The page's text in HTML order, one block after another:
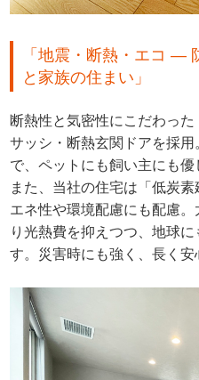
「地震・断熱・エコ —
と家族の住まい」
断熱性と気密性にこだわっ
サッシ・断熱玄関ドアを採
で、ペットにも飼い主にも優
また、当社の住宅は「低炭
エネ性や環境配慮にも配慮
り光熱費を抑えつつ、地球
す。災害時にも強く、長く安